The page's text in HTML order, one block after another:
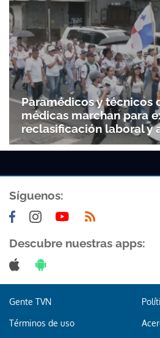
Paramédicos y técnicos
médicas marchan para
reclasificación laboral y
Síguenos:
Descubre nuestras apps:
Gente TVN
Términos de uso